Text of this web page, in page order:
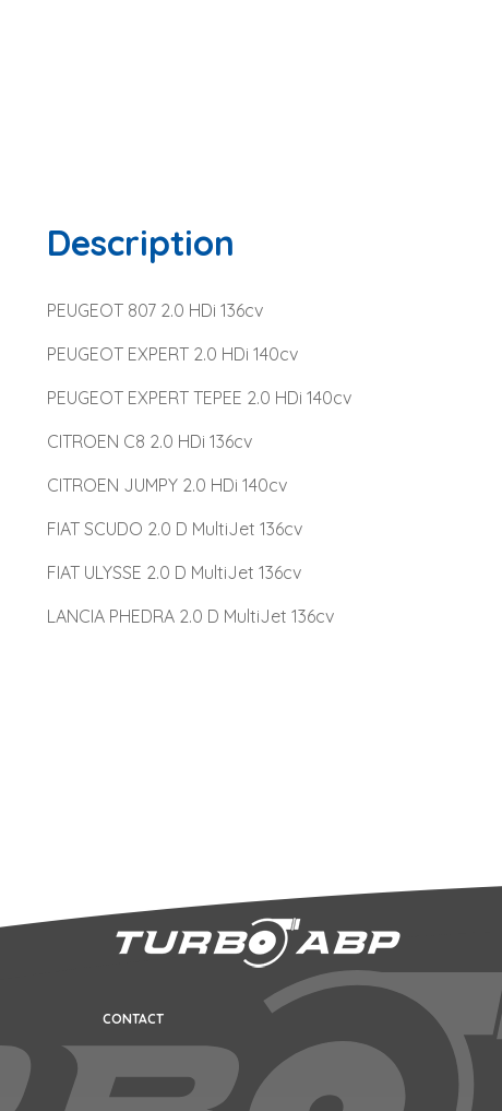
Description
PEUGEOT 807 2.0 HDi 136cv
PEUGEOT EXPERT 2.0 HDi 140cv
PEUGEOT EXPERT TEPEE 2.0 HDi 140cv
CITROEN C8 2.0 HDi 136cv
CITROEN JUMPY 2.0 HDi 140cv
FIAT SCUDO 2.0 D MultiJet 136cv
FIAT ULYSSE 2.0 D MultiJet 136cv
LANCIA PHEDRA 2.0 D MultiJet 136cv
CONTACT